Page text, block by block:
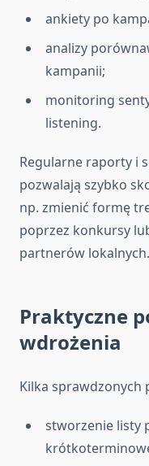
ankiety po
analizy
kampanii;
monitoring
listening.
Regularne raporty i
pozwalają szybko
np. zmienić formę
poprzez konkursy
partnerów lokalnych.
Praktyczne
wdrożenia
Kilka
stworzenie listy